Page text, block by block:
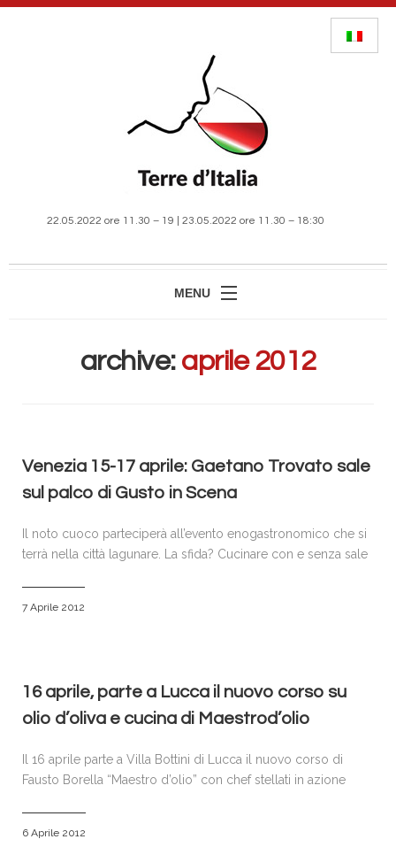
22.05.2022 ore 11.30 – 19 | 23.05.2022 ore 11.30 – 18:30
MENU
MANIFESTAZIONE
ACCREDITI E PRENOTAZIONI
SPONSOR & PARTNERS
NEWS
CONTATTI
archive: aprile 2012
Venezia 15-17 aprile: Gaetano Trovato sale
sul palco di Gusto in Scena
Il noto cuoco parteciperà all’evento enogastronomico che si
terrà nella città lagunare. La sfida? Cucinare con e senza sale
7 Aprile 2012
16 aprile, parte a Lucca il nuovo corso su
olio d’oliva e cucina di Maestrod’olio
Il 16 aprile parte a Villa Bottini di Lucca il nuovo corso di
Fausto Borella “Maestro d’olio” con chef stellati in azione
6 Aprile 2012